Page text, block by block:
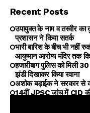
Recent Posts
उपायुक्त के नाम व तस्वीर
प्रशासन ने किया सतर्क
भारी बारिश के बीच भी नहीं
आयुष्मान आरोग्य मंदिर तक
हजारीबाग पुलिस को मिली
झंडी दिखाकर किया रवाना
अशोक बड़ाईक ने सरकार से
14वीं JPSC जांच में CID की